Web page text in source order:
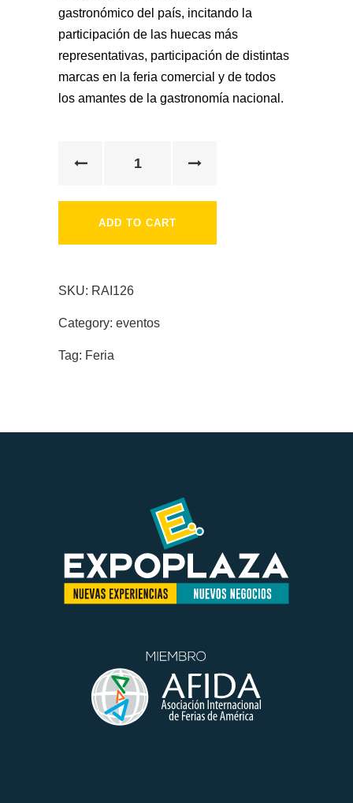
gastronómico del país, incitando la
participación de las huecas más
representativas, participación de distintas
marcas en la feria comercial y de todos
los amantes de la gastronomía nacional.
ADD TO CART
SKU: RAI126
Category: eventos
Tag: Feria